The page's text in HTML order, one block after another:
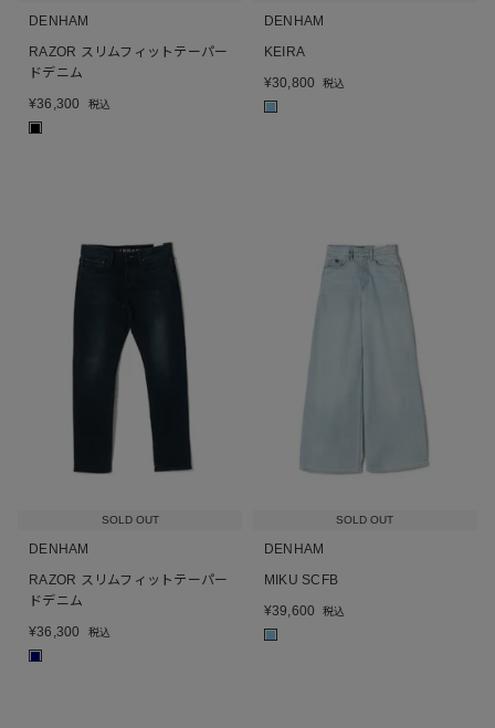
DENHAM
RAZOR スリムフィットテーパー
ドデニム
¥36,300 税込
DENHAM
KEIRA
¥30,800 税込
SOLD OUT
DENHAM
RAZOR スリムフィットテーパー
ドデニム
¥36,300 税込
■
SOLD OUT
DENHAM
MIKU SCFB
¥39,600 税込
■